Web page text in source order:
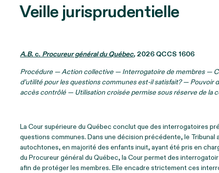
Veille jurisprudentielle
A.B. c. Procureur général du Québec, 2026 QCCS 1606
Procédure — Action collective — Interrogatoire de membres —
d’utilité pour les questions communes est-il satisfait? —
accès contrôlé — Utilisation croisée permise sous réserve de
La Cour supérieure du Québec conclut que des interrogatoires
questions communes. Dans une décision précédente, le
autochtones, en majorité des enfants inuit, ayant été pris en
du Procureur général du Québec, la Cour permet des
afin de protéger les membres. Elle encadre strictement ces